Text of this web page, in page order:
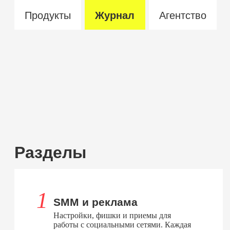
Продукты Журнал Агентство
Разделы
SMM и реклама
Настройки, фишки и приемы для
работы с социальными сетями. Каждая